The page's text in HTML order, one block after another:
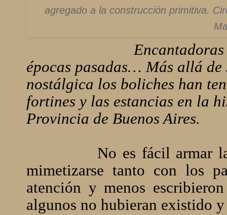
agregado a la construcción primitiva.
Encantadoras
épocas pasadas… Más allá
nostálgica los boliches han
fortines y las estancias en la
Provincia de Buenos Aires.
No es fácil armar
mimetizarse tanto con los
atención y menos
algunos no hubieran existido